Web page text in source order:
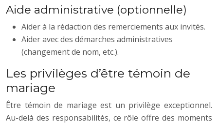
Aide administrative (optionnelle)
Aider à la rédaction des remerciements aux invités.
Aider avec des démarches administratives
(changement de nom, etc.).
Les privilèges d’être témoin de
mariage
Être témoin de mariage est un privilège exceptionnel.
Au-delà des responsabilités, ce rôle offre des moments